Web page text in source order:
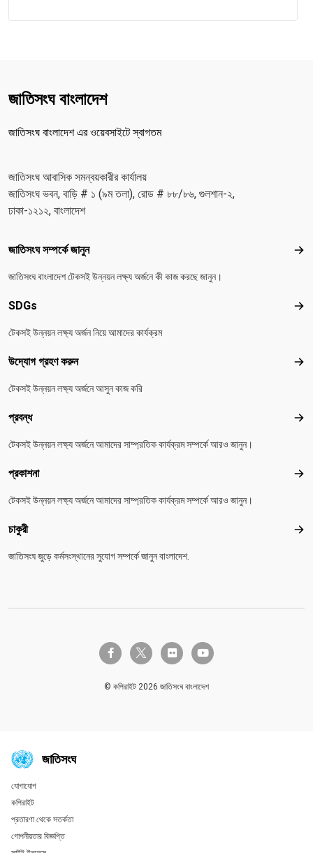
জাতিসংঘ বাংলাদেশ
জাতিসংঘ বাংলাদেশ এর ওয়েবসাইটে স্বাগতম
জাতিসংঘ আবাসিক সমন্বয়কারীর কার্যালয়
জাতিসংঘ ভবন, বাড়ি # ১ (৯ম তলা), রোড # ৮৮/৮৬, গুলশান-২,
ঢাকা-১২১২, বাংলাদেশ
Footer menu
জাতিসংঘ সম্পর্কে জানুন
জাতিসংঘ বাংলাদেশ টেকসই উন্নয়ন লক্ষ্য অর্জনে কী কাজ করছে জানুন।
SDGs
টেকসই উন্নয়ন লক্ষ্য অর্জন নিয়ে আমাদের কার্যক্রম
উদ্যোগ গ্রহণ করুন
টেকসই উন্নয়ন লক্ষ্য অর্জনে আসুন কাজ করি
প্রবন্ধ
টেকসই উন্নয়ন লক্ষ্য অর্জনে আমাদের সাম্প্রতিক কার্যক্রম সম্পর্কে আরও জানুন।
প্রকাশনা
টেকসই উন্নয়ন লক্ষ্য অর্জনে আমাদের সাম্প্রতিক কার্যক্রম সম্পর্কে আরও জানুন।
চাকুরী চাকুরী
জাতিসংঘ জুড়ে কর্মসংস্থানের সুযোগ সম্পর্কে জানুন বাংলাদেশ.
facebook-ftwitter-x flickr youtube
© কপিরাইট 2026 জাতিসংঘ বাংলাদেশ
জাতিসংঘ
Global U.N. menu
যোগাযোগ
কপিরাইট
প্রতারণা থেকে সতর্কতা
গোপনীয়তার বিজ্ঞপ্তি